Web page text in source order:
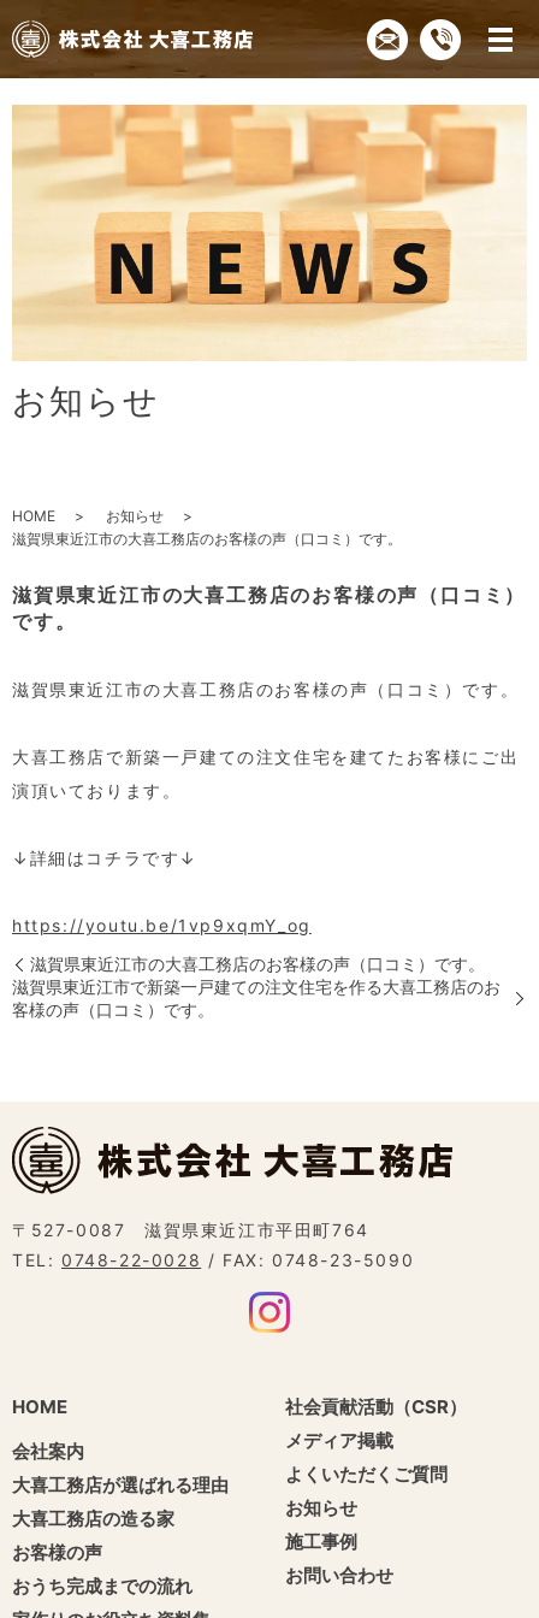
お知 ら せ
HOME
お知らせ
滋賀県東近江市の大喜工務店のお客様の声（口コミ）です。
滋賀県東近江市の大喜工務店のお客様の声（口コミ）
です。
滋賀県東近江市の大喜工務店のお客様の声（口コミ）です。
大喜工務店で新築一戸建ての注文住宅を建てたお客様にご出
演頂いております。
↓詳細はコチラです↓
https://youtu.be/1vp9xqmY_og
滋賀県東近江市の大喜工務店のお客様の声（口コミ）です。
滋賀県東近江市で新築一戸建ての注文住宅を作る大喜工務店のお
客様の声（口コミ）です。
〒527-0087 滋賀県東近江市平田町764
TEL: 0748-22-0028 / FAX: 0748-23-5090
HOME
会社案内
大喜工務店が選ばれる理由
大喜工務店の造る家
お客様の声
おうち完成までの流れ
社会貢献活動（CSR）
メディア掲載
よくいただくご質問
お知らせ
施工事例
お問い合わせ